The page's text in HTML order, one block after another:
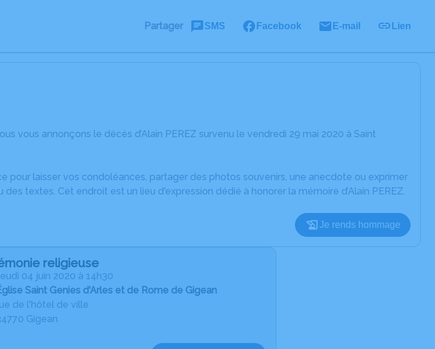
Partager SMS Facebook E-mail Lien
vous annonçons le décès d’Alain PEREZ survenu le vendredi 29 mai 2020 à Saint
pour laisser vos condoléances, partager des photos souvenirs, une anecdote ou exprimer
textes. Cet endroit est un lieu d'expression dédié à honorer la mémoire d’Alain PEREZ.
Je rends hommage
religieuse
jeudi 04 juin 2020 à 14h30
Saint Genies d'Arles et de Rome de Gigean
de l'hôtel de ville
Gigean